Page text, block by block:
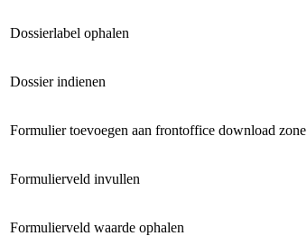
Dossierlabel ophalen
Dossier indienen
Formulier toevoegen aan frontoffice download zone
Formulierveld invullen
Formulierveld waarde ophalen